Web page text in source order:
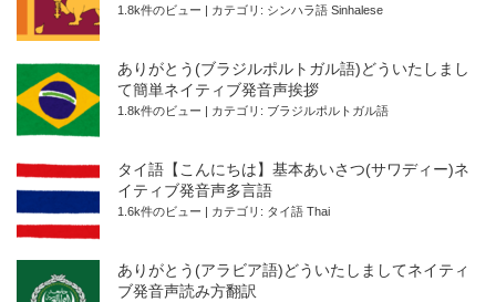
1.8k件のビュー カテゴリ: シンハラ語 Sinhalese
ありがとう(ブラジルポルトガル語)どういたしまし
て簡単ネイティブ発音声挨拶
1.8k件のビュー カテゴリ: ブラジルポルトガル語
タイ語【こんにちは】基本あいさつ(サワディー)ネ
イティブ発音声多言語
1.6k件のビュー カテゴリ: タイ語 Thai
ありがとう(アラビア語)どういたしましてネイティ
ブ発音声読み方翻訳